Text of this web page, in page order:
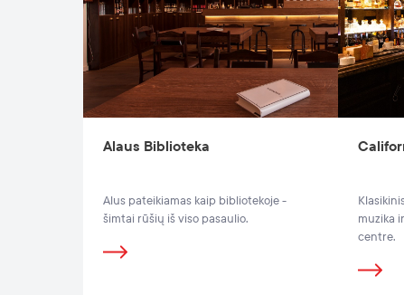
Alaus Biblioteka
Alus pateikiamas kaip bibliotekoje -
šimtai rūšių iš viso pasaulio.
muzika
centre.